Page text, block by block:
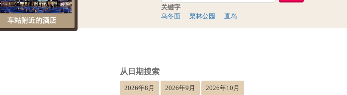
车站附近的酒店
关键字
乌冬面
栗林公园 直岛
从日期搜索
2026年8月 2026年9月 2026年10月